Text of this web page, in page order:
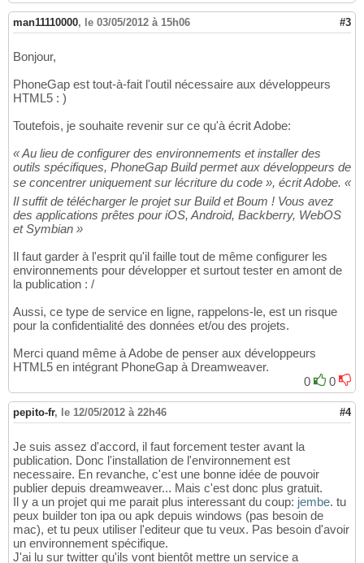
man11110000, le 03/05/2012 à 15h06 #3
Bonjour,
PhoneGap est tout-à-fait l'outil nécessaire aux développeurs
HTML5 : )
Toutefois, je souhaite revenir sur ce qu'à écrit Adobe:
« Au lieu de configurer des environnements et installer des
outils spécifiques, PhoneGap Build permet aux développeurs de
se concentrer uniquement sur lécriture du code », écrit Adobe. «
Il suffit de télécharger le projet sur Build et Boum ! Vous avez
des applications prêtes pour iOS, Android, Backberry, WebOS
et Symbian »
Il faut garder à l'esprit qu'il faille tout de même configurer les
environnements pour développer et surtout tester en amont de
la publication : /
Aussi, ce type de service en ligne, rappelons-le, est un risque
pour la confidentialité des données et/ou des projets.
Merci quand même à Adobe de penser aux développeurs
HTML5 en intégrant PhoneGap à Dreamweaver.
0
0
pepito-fr, le 12/05/2012 à 22h46 #4
Je suis assez d'accord, il faut forcement tester avant la
publication. Donc l'installation de l'environnement est
necessaire. En revanche, c'est une bonne idée de pouvoir
publier depuis dreamweaver... Mais c'est donc plus gratuit.
Il y a un projet qui me parait plus interessant du coup: jembe. tu
peux builder ton ipa ou apk depuis windows (pas besoin de
mac), et tu peux utiliser l'editeur que tu veux. Pas besoin d'avoir
un environnement spécifique.
J'ai lu sur twitter qu'ils vont bientôt mettre un service a